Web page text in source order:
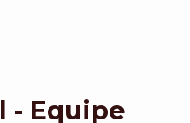
- Equipe